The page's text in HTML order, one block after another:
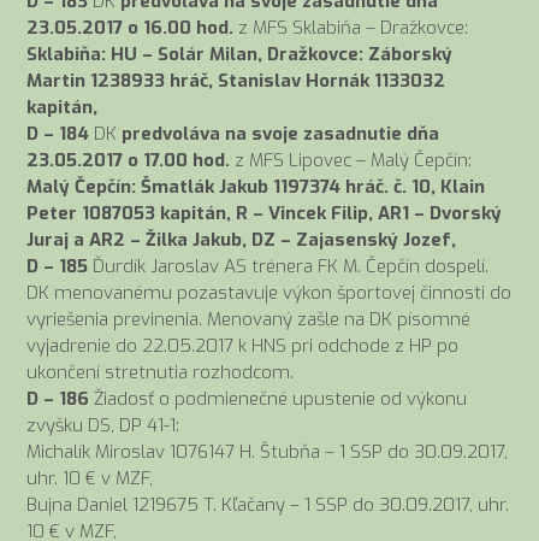
23.05.2017 o 16.00 hod. z MFS Sklabiňa – Dražkovce:
Sklabiňa: HU – Solár Milan, Dražkovce: Záborský
Martin 1238933 hráč, Stanislav Hornák 1133032
kapitán,
D – 184 DK predvoláva na svoje zasadnutie dňa
23.05.2017 o 17.00 hod. z MFS Lipovec – Malý Čepčín:
Malý Čepčín: Šmatlák Jakub 1197374 hráč. č. 10, Klain
Peter 1087053 kapitán, R – Vincek Filip, AR1 – Dvorský
Juraj a AR2 – Žilka Jakub, DZ – Zajasenský Jozef,
D – 185 Ďurdík Jaroslav AS trénera FK M. Čepčín dospelí.
DK menovanému pozastavuje výkon športovej činnosti do
vyriešenia previnenia. Menovaný zašle na DK písomné
vyjadrenie do 22.05.2017 k HNS pri odchode z HP po
ukončení stretnutia rozhodcom.
D – 186 Žiadosť o podmienečné upustenie od výkonu
zvyšku DS, DP 41-1:
Michalík Miroslav 1076147 H. Štubňa – 1 SSP do 30.09.2017,
uhr. 10 € v MZF,
Bujna Daniel 1219675 T. Kľačany – 1 SSP do 30.09.2017, uhr.
10 € v MZF,